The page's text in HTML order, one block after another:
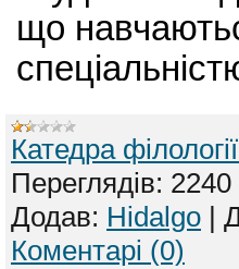
що
Катедра
Переглядів: 2240
Додав: Hidalgo |
Коментарі (0)